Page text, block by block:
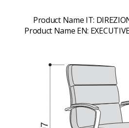
Product Name IT:
Product Name EN: